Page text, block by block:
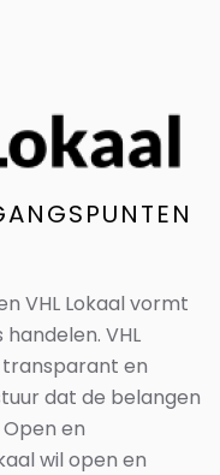
VHL Lokaal vormt
VHL
transparant en
dat de belangen
en
wil open en